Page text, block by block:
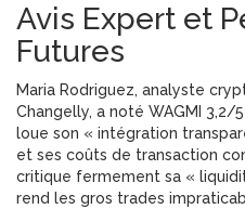
Avis Expert et
Futures
Maria Rodriguez, analyste
Changelly, a noté WAGMI
loue son « intégration
et ses coûts de transaction
critique fermement sa «
rend les gros trades